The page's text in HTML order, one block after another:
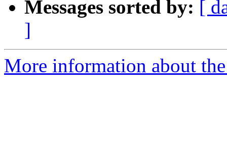
Messages sorted by: [
]
More information about